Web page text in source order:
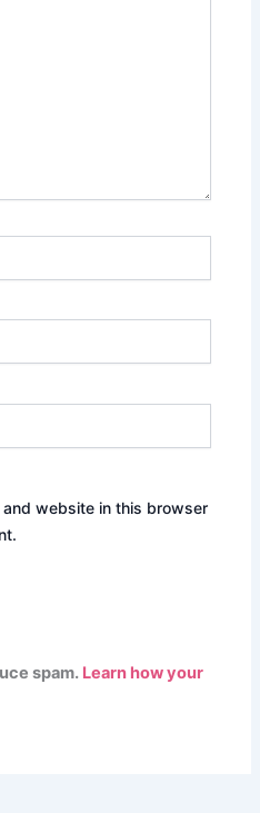
and website in this browser
spam. Learn how your